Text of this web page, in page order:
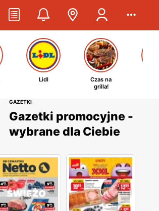
Lidl
Czas na
grilla!
GAZETKI
Gazetki promocyjne -
wybrane dla Ciebie